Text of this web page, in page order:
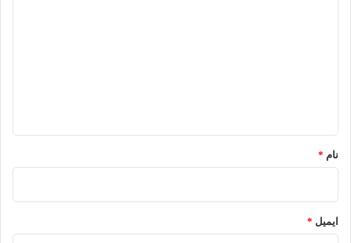
نام *
ایمیل *